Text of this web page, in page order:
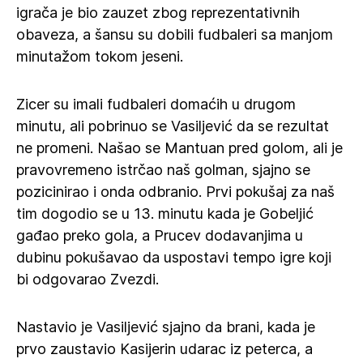
igrača je bio zauzet zbog reprezentativnih
obaveza, a šansu su dobili fudbaleri sa manjom
minutažom tokom jeseni.
Zicer su imali fudbaleri domaćih u drugom
minutu, ali pobrinuo se Vasiljević da se rezultat
ne promeni. Našao se Mantuan pred golom, ali je
pravovremeno istrčao naš golman, sjajno se
pozicinirao i onda odbranio. Prvi pokušaj za naš
tim dogodio se u 13. minutu kada je Gobeljić
gađao preko gola, a Prucev dodavanjima u
dubinu pokušavao da uspostavi tempo igre koji
bi odgovarao Zvezdi.
Nastavio je Vasiljević sjajno da brani, kada je
prvo zaustavio Kasijerin udarac iz peterca, a